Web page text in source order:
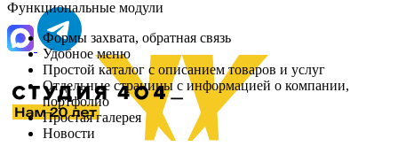
Функциональные модули
Формы захвата, обратная связь
Удобное меню
Простой каталог с описанием товаров и услуг
Отдельные страницы с информацией о компании,
портфолио
Простая галерея
Новости